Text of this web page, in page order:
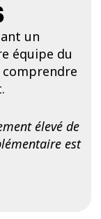
un
équipe du
comprendre
élevé de
est